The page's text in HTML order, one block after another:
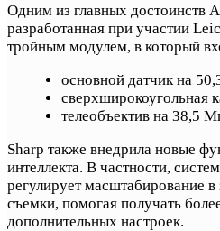
Одним из главных достоинств
разработанная при участии
тройным модулем, в который
основной датчик на
сверхширокоугольная
телеобъектив на 38,5
Sharp также внедрила новые
интеллекта. В частности,
регулирует масштабирование
съемки, помогая получать
дополнительных настроек.